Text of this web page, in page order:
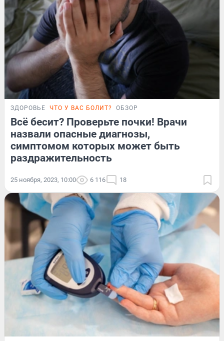
ЗДОРОВЬЕ ЧТО У ВАС БОЛИТ? ОБЗОР
Всё бесит? Проверьте почки! Врачи
назвали опасные диагнозы,
симптомом которых может быть
раздражительность
25 ноября, 2023, 10:00 6 116 18